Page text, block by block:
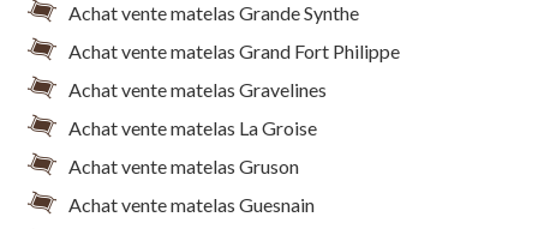
Achat vente matelas Grande Synthe
Achat vente matelas Grand Fort Philippe
Achat vente matelas Gravelines
Achat vente matelas La Groise
Achat vente matelas Gruson
Achat vente matelas Guesnain